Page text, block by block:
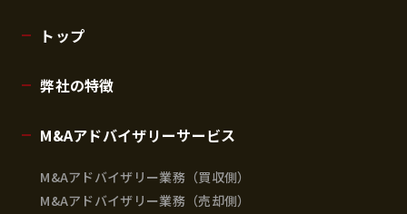
トップ
弊社の特徴
M&Aアドバイザリーサービス
M&Aアドバイザリー業務（買収側）
M&Aアドバイザリー業務（売却側）